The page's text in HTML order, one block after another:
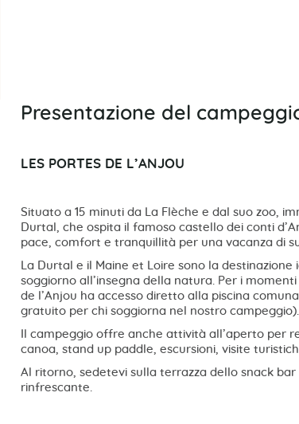
Presentazione del
LES PORTES DE L’ANJOU
Situato a 15 minuti da La Flèche e dal suo zoo,
Durtal, che ospita il famoso castello dei conti
pace, comfort e tranquillità per una vacanza di
La Durtal e il Maine et Loire sono la
soggiorno all’insegna della natura. Per i
de l’Anjou ha accesso diretto alla piscina
gratuito per chi soggiorna nel nostro campeggio).
Il campeggio offre anche attività all’aperto per
canoa, stand up paddle, escursioni, visite
Al ritorno, sedetevi sulla terrazza dello snack
rinfrescante.